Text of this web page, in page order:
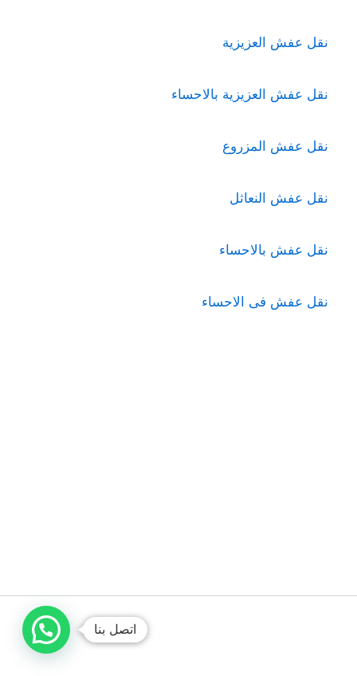
نقل عفش العزيزية
نقل عفش العزيزية بالاحساء
نقل عفش المزروع
نقل عفش النعاثل
نقل عفش بالاحساء
نقل عفش فى الاحساء
اتصل بنا